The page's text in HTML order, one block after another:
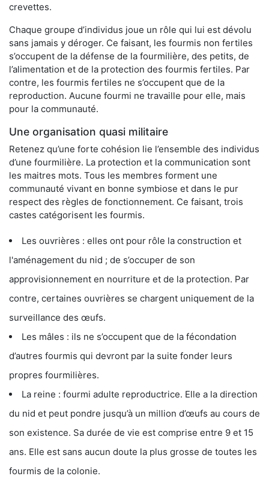
crevettes.
Chaque groupe d’individus joue un rôle qui lui est dévolu
sans jamais y déroger. Ce faisant, les fourmis non fertiles
s’occupent de la défense de la fourmilière, des petits, de
l’alimentation et de la protection des fourmis fertiles. Par
contre, les fourmis fertiles ne s’occupent que de la
reproduction. Aucune fourmi ne travaille pour elle, mais
pour la communauté.
Une organisation quasi militaire
Retenez qu’une forte cohésion lie l’ensemble des individus
d’une fourmilière. La protection et la communication sont
les maitres mots. Tous les membres forment une
communauté vivant en bonne symbiose et dans le pur
respect des règles de fonctionnement. Ce faisant, trois
castes catégorisent les fourmis.
Les ouvrières : elles ont pour rôle la construction et
l'aménagement du nid ; de s’occuper de son
approvisionnement en nourriture et de la protection. Par
contre, certaines ouvrières se chargent uniquement de la
surveillance des œufs.
Les mâles : ils ne s’occupent que de la fécondation
d’autres fourmis qui devront par la suite fonder leurs
propres fourmilières.
La reine : fourmi adulte reproductrice. Elle a la direction
du nid et peut pondre jusqu’à un million d’œufs au cours de
son existence. Sa durée de vie est comprise entre 9 et 15
ans. Elle est sans aucun doute la plus grosse de toutes les
fourmis de la colonie.